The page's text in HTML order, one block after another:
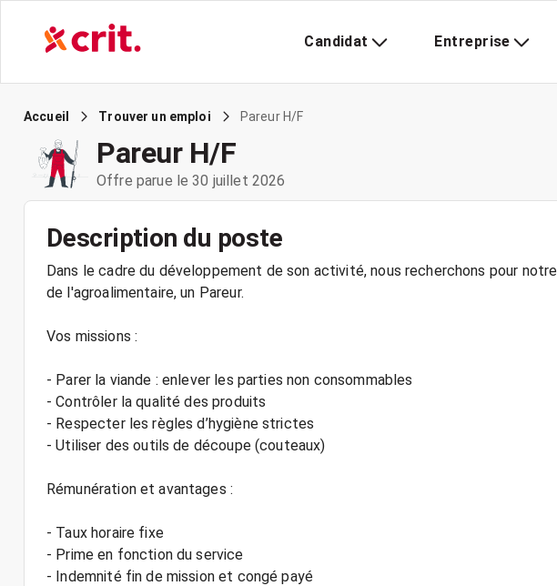
Candidat Entreprise
Accueil Trouver un emploi Pareur H/F
Pareur H/F
Offre parue le 30 juillet 2026
Description du poste
Dans le cadre du développement de son activité, nous recherchons pour
de l'agroalimentaire, un Pareur.
Vos missions :
- Parer la viande : enlever les parties non consommables
- Contrôler la qualité des produits
- Respecter les règles d’hygiène strictes
- Utiliser des outils de découpe (couteaux)
Rémunération et avantages :
- Taux horaire fixe
- Prime en fonction du service
- Indemnité fin de mission et congé payé